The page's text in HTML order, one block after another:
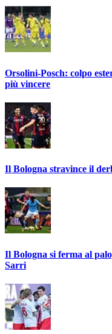
Orsolini-Posch: colpo
più vincere
Il Bologna stravince il
Il Bologna si ferma al
Sarri